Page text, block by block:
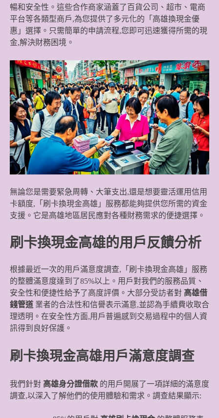
暢和安全性。這些合作商家涵蓋了百貨公司、超市、電商
平台等各類型商戶,為您提供了多元化的「高雄換現金優
惠」選擇。只需簡單的申請流程,您即可迅速獲得所需的現
金,解決財務困境。
無論您是需要緊急周轉、大筆支出,還是想要靈活運用信用
卡額度,「刷卡換現金高雄」服務都能夠提供您所需的資金
支援。它是高雄地區居民應對各種財務需求的便捷選擇。
刷卡換現金高雄的用戶反饋分析
根據最近一次的用戶滿意度調查,「刷卡換現金高雄」服務
的整體滿意度達到了85%以上。用戶對我們的服務品質、
安全性和便捷性給予了高度評價。大部分受訪者對 高雄借
錢管道 業者的合法性和信譽表示滿意,並認為手續費收取合
理透明。在安全性方面,用戶普遍感到交易過程中的個人資
訊得到良好保護。
刷卡換現金高雄用戶滿意度調查
我們針對 高雄身分證借款 的用戶開展了一項詳細的滿意度
調查,以深入了解他們的使用體驗和需求。調查結果顯示: